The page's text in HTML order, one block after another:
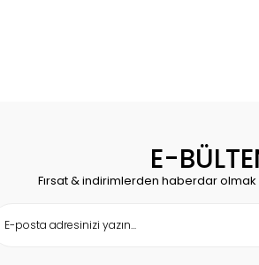
E-
Fırsat & indirimlerden haberdar